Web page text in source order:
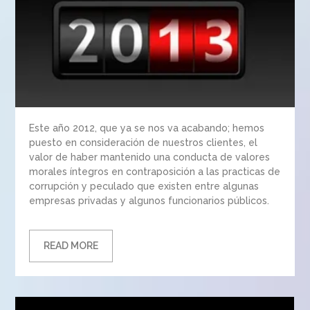
Este año 2012, que ya se nos va acabando; hemos
puesto en consideración de nuestros clientes, el
valor de haber mantenido una conducta de valores
morales íntegros en contraposición a las practicas de
corrupción y peculado que existen entre algunas
empresas privadas y algunos funcionarios públicos.
READ MORE